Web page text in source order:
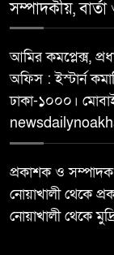
সম্পাদকীয়,
আমির কমপ্লেক্স,
অফিস : ইস্টার্ন
ঢাকা-১০০০।
প্রকাশক ও
নোয়াখালী থেকে
নোয়াখালী থেকে